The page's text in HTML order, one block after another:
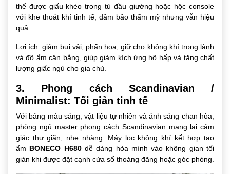
thể được giấu khéo trong tủ đầu giường hoặc hộc console
với khe thoát khí tinh tế, đảm bảo thẩm mỹ nhưng vẫn hiệu
quả.
Lợi ích: giảm bụi vải, phấn hoa, giữ cho không khí trong lành
và độ ẩm cân bằng, giúp giảm kích ứng hô hấp và tăng chất
lượng giấc ngủ cho gia chủ.
3. Phong cách Scandinavian /
Minimalist: Tối giản tinh tế
Với bảng màu sáng, vật liệu tự nhiên và ánh sáng chan hòa,
phòng ngủ master phong cách Scandinavian mang lại cảm
giác thư giãn, nhẹ nhàng. Máy lọc không khí kết hợp tạo
ẩm BONECO H680dễ dàng hòa mình vào không gian tối
giản khi được đặt cạnh cửa sổ thoáng đãng hoặc góc phòng.